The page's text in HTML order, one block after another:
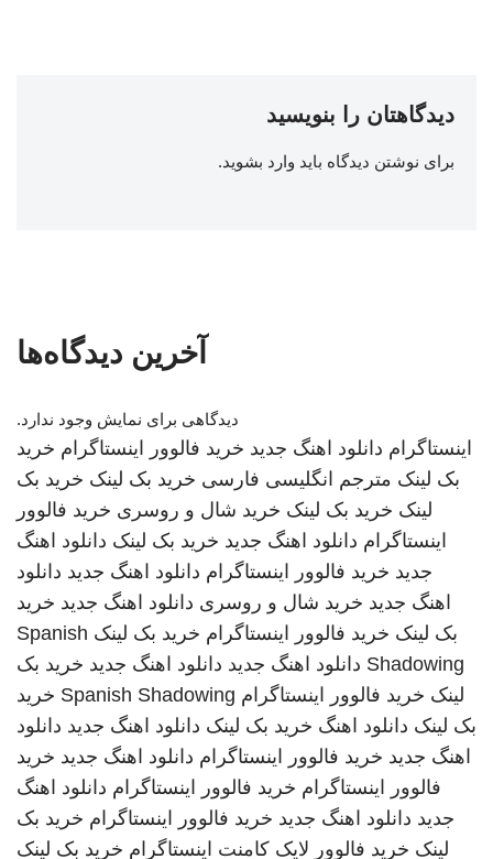
دیدگاهتان را بنویسید
برای نوشتن دیدگاه باید وارد بشوید.
آخرین دیدگاه‌ها
دیدگاهی برای نمایش وجود ندارد.
اینستاگرام دانلود اهنگ جدید خرید فالوور اینستاگرام خرید
بک لینک مترجم انگلیسی فارسی خرید بک لینک خرید بک
لینک خرید بک لینک خرید شال و روسری خرید فالوور
اینستاگرام دانلود اهنگ جدید خرید بک لینک دانلود اهنگ
جدید خرید فالوور اینستاگرام دانلود اهنگ جدید دانلود
اهنگ جدید خرید شال و روسری دانلود اهنگ جدید خرید
بک لینک خرید فالوور اینستاگرام خرید بک لینک Spanish
Shadowing دانلود اهنگ جدید دانلود اهنگ جدید خرید بک
لینک خرید فالوور اینستاگرام Spanish Shadowing خرید
بک لینک دانلود اهنگ خرید بک لینک دانلود اهنگ جدید دانلود
اهنگ جدید خرید فالوور اینستاگرام دانلود اهنگ جدید خرید
فالوور اینستاگرام خرید فالوور اینستاگرام دانلود اهنگ
جدید دانلود اهنگ جدید خرید فالوور اینستاگرام خرید بک
لینک خرید فالوور لایک کامنت اینستاگرام خرید بک لینک